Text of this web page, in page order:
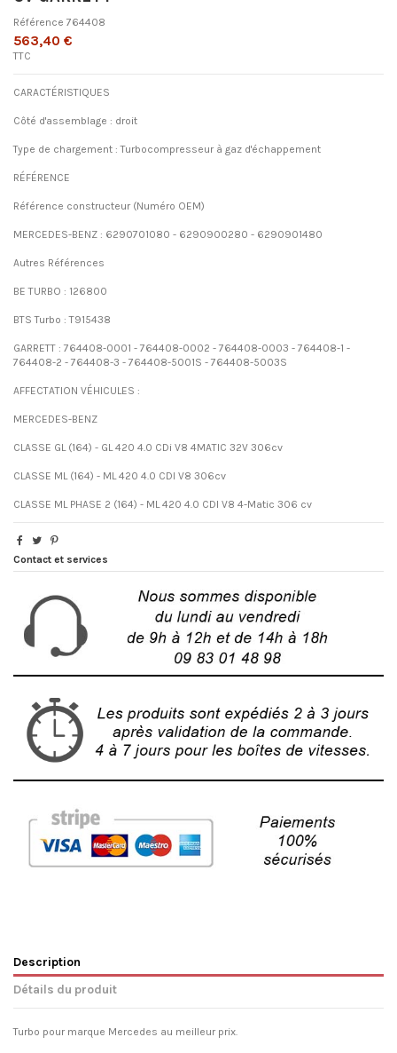
Référence 764408
563,40 €
TTC
CARACTÉRISTIQUES
Côté d'assemblage : droit
Type de chargement : Turbocompresseur à gaz d'échappement
RÉFÉRENCE
Référence constructeur (Numéro OEM)
MERCEDES-BENZ : 6290701080 - 6290900280 - 6290901480
Autres Références
BE TURBO : 126800
BTS Turbo : T915438
GARRETT : 764408-0001 - 764408-0002 - 764408-0003 - 764408-1 -
764408-2 - 764408-3 - 764408-5001S - 764408-5003S
AFFECTATION VÉHICULES :
MERCEDES-BENZ
CLASSE GL (164) - GL 420 4.0 CDi V8 4MATIC 32V 306cv
CLASSE ML (164) - ML 420 4.0 CDI V8 306cv
CLASSE ML PHASE 2 (164) - ML 420 4.0 CDI V8 4-Matic 306 cv
Contact et services
Description
Détails du produit
Turbo pour marque Mercedes au meilleur prix.